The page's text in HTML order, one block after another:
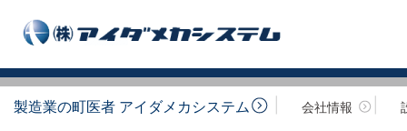
製造業の町医者 アイダメカシステム 会社情報